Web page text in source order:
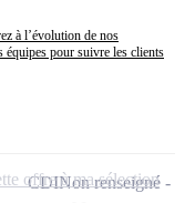
à l’évolution de nos
pour suivre les clients
CDINon renseigné
offre à ma sélection